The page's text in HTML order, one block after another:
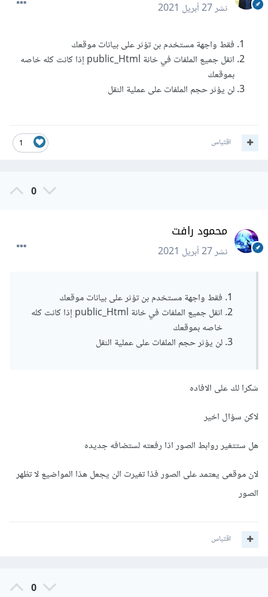
نشر27 أبريل 2021
فقط واجهة مستخدم بن تؤثر على بيانات موقعك
انقل جميع الملفات في خانة public_Html إذا كانت كله خاصه
بموقعك
لن يؤثر حجم الملفات على عملية النقل
1 اقتباس
0
محمود رافت
نشر27 أبريل 2021
فقط واجهة مستخدم بن تؤثر على بيانات موقعك
انقل جميع الملفات في خانة public_Html إذا كانت كله
خاصه بموقعك
لن يؤثر حجم الملفات على عملية النقل
شكرا لك على الافاده
لاكن سؤال اخير
هل ستتغير روابط الصور اذا رفعته لستضافه جديده
لان موقعى يعتمد على الصور فذا تغيرت الن يجعل هذا المواضيع لا تظهر
الصور
اقتباس
0